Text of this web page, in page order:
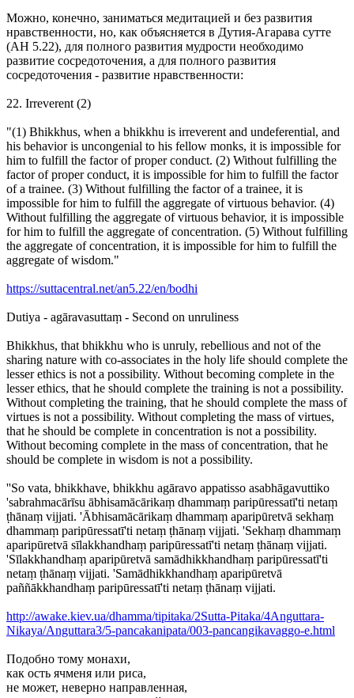
Можно, конечно, заниматься медитацией и без развития
нравственности, но, как объясняется в Дутия-Агарава сутте
(АН 5.22), для полного развития мудрости необходимо
развитие сосредоточения, а для полного развития
сосредоточения - развитие нравственности:
22. Irreverent (2)
"(1) Bhikkhus, when a bhikkhu is irreverent and undeferential, and
his behavior is uncongenial to his fellow monks, it is impossible for
him to fulfill the factor of proper conduct. (2) Without fulfilling the
factor of proper conduct, it is impossible for him to fulfill the factor
of a trainee. (3) Without fulfilling the factor of a trainee, it is
impossible for him to fulfill the aggregate of virtuous behavior. (4)
Without fulfilling the aggregate of virtuous behavior, it is impossible
for him to fulfill the aggregate of concentration. (5) Without fulfilling
the aggregate of concentration, it is impossible for him to fulfill the
aggregate of wisdom."
https://suttacentral.net/an5.22/en/bodhi
Dutiya - agāravasuttaṃ - Second on unruliness
Bhikkhus, that bhikkhu who is unruly, rebellious and not of the
sharing nature with co-associates in the holy life should complete the
lesser ethics is not a possibility. Without becoming complete in the
lesser ethics, that he should complete the training is not a possibility.
Without completing the training, that he should complete the mass of
virtues is not a possibility. Without completing the mass of virtues,
that he should be complete in concentration is not a possibility.
Without becoming complete in the mass of concentration, that he
should be complete in wisdom is not a possibility.
''So vata, bhikkhave, bhikkhu agāravo appatisso asabhāgavuttiko
'sabrahmacārīsu ābhisamācārikaṃ dhammaṃ paripūressatī'ti netaṃ
ṭhānaṃ vijjati. 'Ābhisamācārikaṃ dhammaṃ aparipūretvā sekhaṃ
dhammaṃ paripūressatī'ti netaṃ ṭhānaṃ vijjati. 'Sekhaṃ dhammaṃ
aparipūretvā sīlakkhandhaṃ paripūressatī'ti netaṃ ṭhānaṃ vijjati.
'Sīlakkhandhaṃ aparipūretvā samādhikkhandhaṃ paripūressatī'ti
netaṃ ṭhānaṃ vijjati. 'Samādhikkhandhaṃ aparipūretvā
paññākkhandhaṃ paripūressatī'ti netaṃ ṭhānaṃ vijjati.
http://awake.kiev.ua/dhamma/tipitaka/2Sutta-Pitaka/4Anguttara-
Nikaya/Anguttara3/5-pancakanipata/003-pancangikavaggo-e.html
Подобно тому монахи,
как ость ячменя или риса,
не может, неверно направленная,